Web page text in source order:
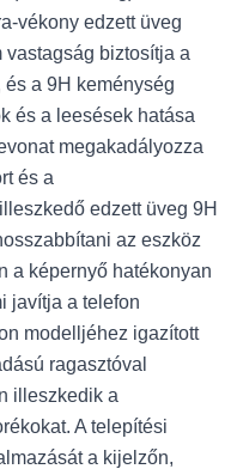
vékony edzett üveg
vastagság biztosítja a
a 9H keménység
és a leesések hatása
megakadályozza
és a
edzett üveg 9H
az eszköz
a képernyő hatékonyan
javítja a telefon
modelljéhez igazított
ragasztóval
illeszkedik a
A telepítési
a kijelzőn,